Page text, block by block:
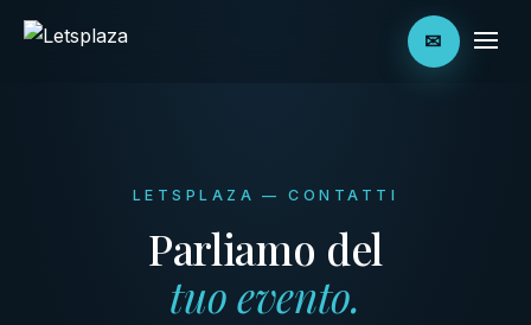
✉
LETSPLAZA — CONTATTI
Parliamo del
tuo evento.